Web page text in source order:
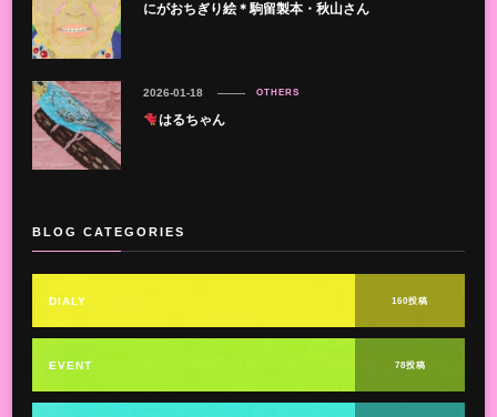
にがおちぎり絵＊駒留製本・秋山さん
OTHERS
はるちゃん
2026-01-18
BLOG CATEGORIES
DIALY 160投稿
EVENT 78投稿